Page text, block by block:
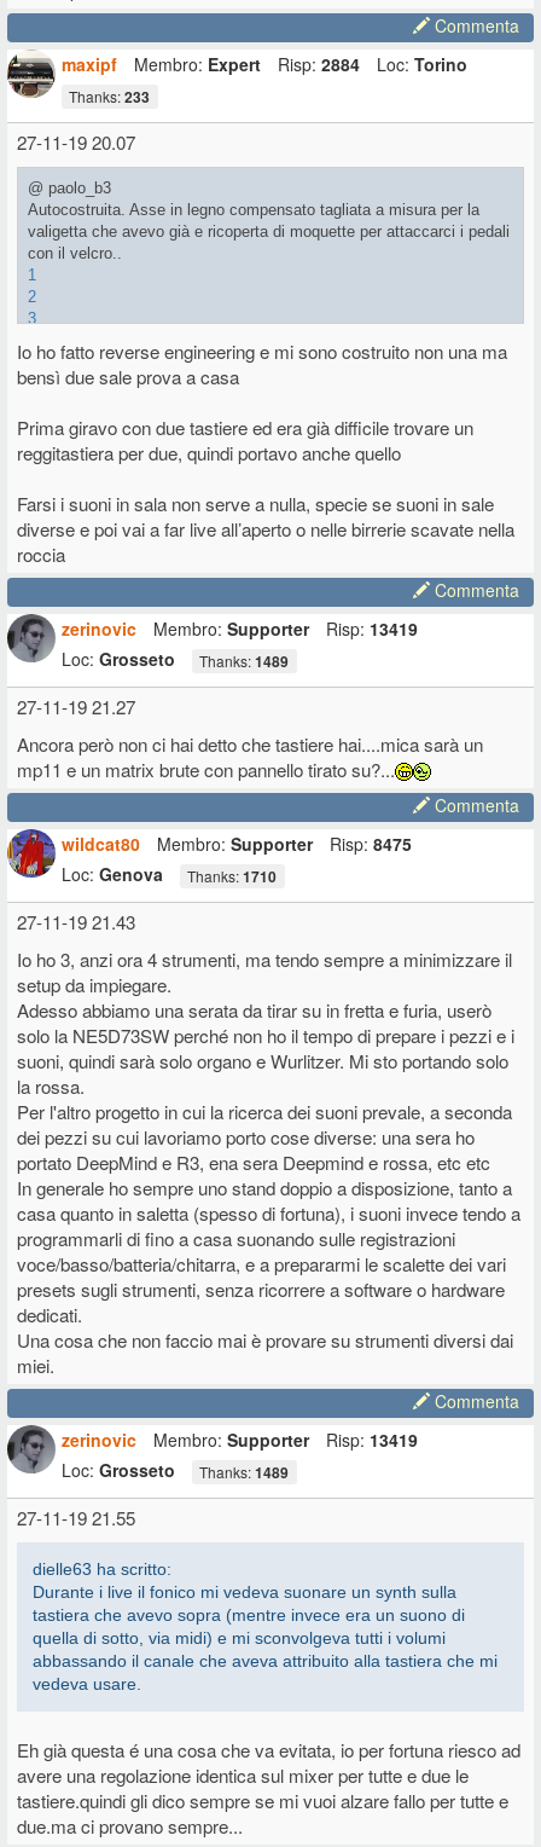
Commenta
maxipf
Membro: Expert Risp: 2884 Loc: Torino
Thanks:233
27-11-19 20.07
@ paolo_b3
Autocostruita. Asse in legno compensato tagliata a misura per la
valigetta che avevo già e ricoperta di moquette per attaccarci i pedali
con il velcro..
1
2
3
nuova per la NS.
Io ho fatto reverse engineering e mi sono costruito non una ma
bensì due sale prova a casa
Prima giravo con due tastiere ed era già difficile trovare un
reggitastiera per due, quindi portavo anche quello
Farsi i suoni in sala non serve a nulla, specie se suoni in sale
diverse e poi vai a far live all’aperto o nelle birrerie scavate nella
roccia
Commenta
zerinovic
Membro: Supporter Risp: 13419
Loc: Grosseto Thanks:1489
27-11-19 21.27
Ancora però non ci hai detto che tastiere hai....mica sarà un
mp11 e un matrix brute con pannello tirato su?...
Commenta
wildcat80
Membro: Supporter Risp: 8475
Loc: Genova Thanks:1710
27-11-19 21.43
Io ho 3, anzi ora 4 strumenti, ma tendo sempre a minimizzare il
setup da impiegare.
Adesso abbiamo una serata da tirar su in fretta e furia, userò
solo la NE5D73SW perché non ho il tempo di prepare i pezzi e i
suoni, quindi sarà solo organo e Wurlitzer. Mi sto portando solo
la rossa.
Per l'altro progetto in cui la ricerca dei suoni prevale, a seconda
dei pezzi su cui lavoriamo porto cose diverse: una sera ho
portato DeepMind e R3, ena sera Deepmind e rossa, etc etc
In generale ho sempre uno stand doppio a disposizione, tanto a
casa quanto in saletta (spesso di fortuna), i suoni invece tendo a
programmarli di fino a casa suonando sulle registrazioni
voce/basso/batteria/chitarra, e a prepararmi le scalette dei vari
presets sugli strumenti, senza ricorrere a software o hardware
dedicati.
Una cosa che non faccio mai è provare su strumenti diversi dai
miei.
Commenta
zerinovic
Membro: Supporter Risp: 13419
Loc: Grosseto Thanks:1489
27-11-19 21.55
dielle63 ha scritto:
Durante i live il fonico mi vedeva suonare un synth sulla
tastiera che avevo sopra (mentre invece era un suono di
quella di sotto, via midi) e mi sconvolgeva tutti i volumi
abbassando il canale che aveva attribuito alla tastiera che mi
vedeva usare.
Eh già questa é una cosa che va evitata, io per fortuna riesco ad
avere una regolazione identica sul mixer per tutte e due le
tastiere.quindi gli dico sempre se mi vuoi alzare fallo per tutte e
due.ma ci provano sempre...